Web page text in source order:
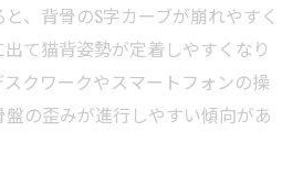
、背骨のS字カーブが崩れやすく
て猫背姿勢が定着しやすくなり
クワークやスマートフォンの操
の歪みが進行しやすい傾向があ